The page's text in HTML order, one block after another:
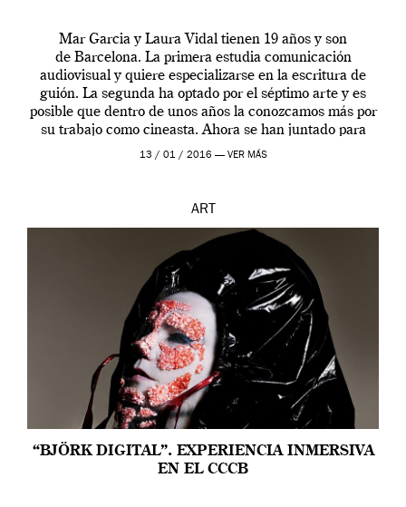
Mar Garcia y Laura Vidal tienen 19 años y son
de Barcelona. La primera estudia comunicación
audiovisual y quiere especializarse en la escritura de
guión. La segunda ha optado por el séptimo arte y es
posible que dentro de unos años la conozcamos más por
su trabajo como cineasta. Ahora se han juntado para
contarnos una […]
13 / 01 / 2016 — VER MÁS
ART
“BJÖRK DIGITAL”. EXPERIENCIA INMERSIVA
EN EL CCCB